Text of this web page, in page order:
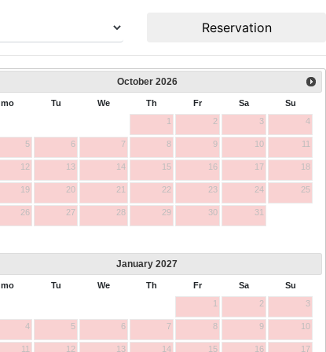
Reservation
October 2026
mo Tu We Th Fr Sa
Su
1
2 3 4
5 6 7 8 9 10 11
12 13 14 15 16 17 18
19 20 21 22 23 24 25
26 27 28 29 30 31
January 2027
mo Tu We Th Fr Sa
Su
1
2 3
4 5 6 7 8 9 10
11 12 13 14 15 16 17